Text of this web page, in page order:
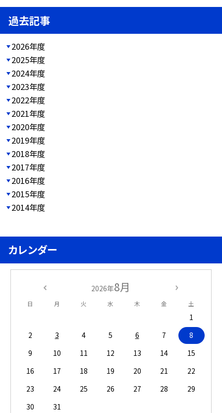
過去記事
2026年度
2025年度
2024年度
2023年度
2022年度
2021年度
2020年度
2019年度
2018年度
2017年度
2016年度
2015年度
2014年度
カレンダー
2026年8月
日 月 火 水 木 金 土
1
2
3 4 5 6 7
8
9
10 11 12 13 14
15
16
17 18 19 20 21
22
23
24 25 26 27 28
29
30
31